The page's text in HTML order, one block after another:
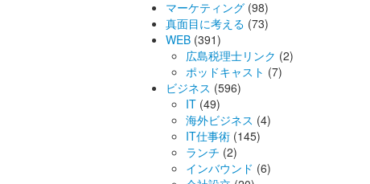
マーケティング (98)
真面目に考える (73)
WEB (391)
広島税理士リンク (2)
ポッドキャスト (7)
ビジネス (596)
IT (49)
海外ビジネス (4)
IT仕事術 (145)
ランチ (2)
インバウンド (6)